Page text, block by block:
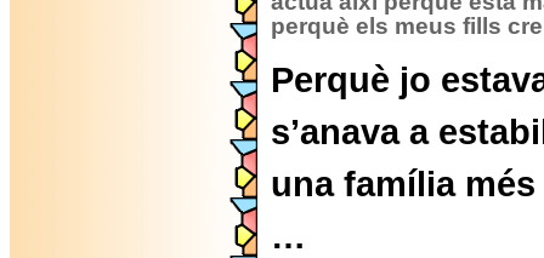
perquè els meus fills
Perquè jo
s’anava a
una família
…